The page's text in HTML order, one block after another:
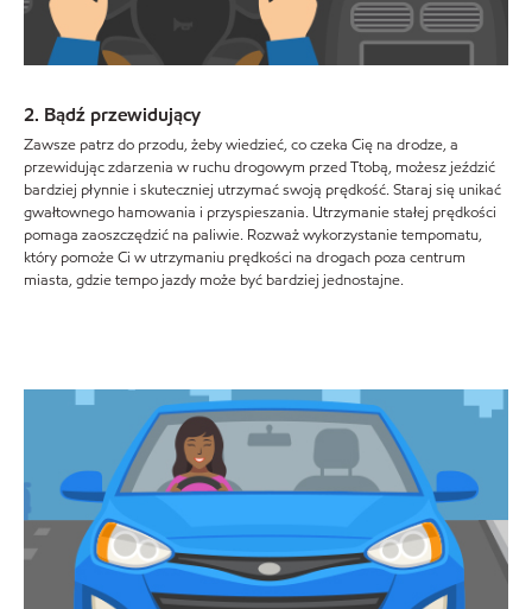
2. Bądź przewidujący
Zawsze patrz do przodu, żeby wiedzieć, co czeka Cię na drodze, a
przewidując zdarzenia w ruchu drogowym przed Ttobą, możesz jeździć
bardziej płynnie i skuteczniej utrzymać swoją prędkość. Staraj się unikać
gwałtownego hamowania i przyspieszania. Utrzymanie stałej prędkości
pomaga zaoszczędzić na paliwie. Rozważ wykorzystanie tempomatu,
który pomoże Ci w utrzymaniu prędkości na drogach poza centrum
miasta, gdzie tempo jazdy może być bardziej jednostajne.